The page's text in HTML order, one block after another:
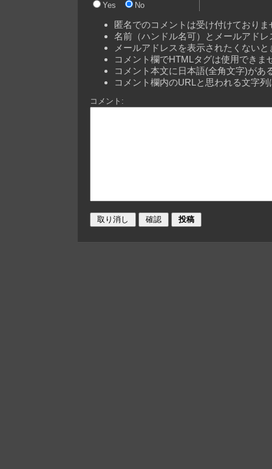
Yes
No
匿名でのコメントは受け付けておりま
名前（ハンドル名可）とメールアド
メールアドレスを表示されたくない
コメント欄でHTMLタグは使用できま
コメント本文に日本語(全角文字)があ
コメント欄内のURLと思われる文字
コメント: